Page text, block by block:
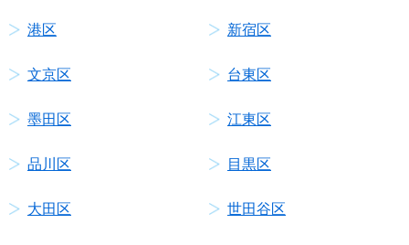
港区 新宿区
文京区 台東区
墨田区 江東区
品川区 目黒区
大田区 世田谷区